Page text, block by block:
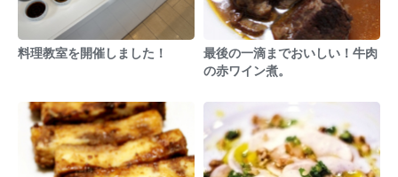
料理教室を開催しました！
最後の一滴までおいしい！牛肉
の赤ワイン煮。